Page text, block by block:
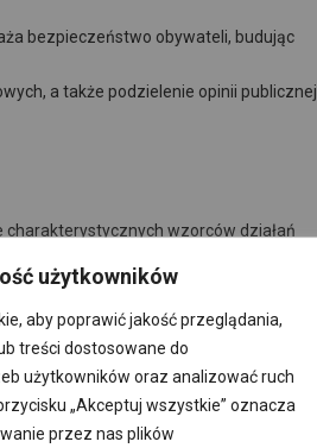
użytkowników
aby poprawić jakość przeglądania,
treści dostosowane do
użytkowników oraz analizować ruch
„Akceptuj wszystkie” oznacza
przez nas plików
bezpieczeństwo obywateli, budując
a także podzielenie opinii publicznej
wzorców działań
stanowią one jednak pełnego
do budowania fałszywych
Ukrainę w 2022 roku, szybko reagują na
fałszywych informacji i